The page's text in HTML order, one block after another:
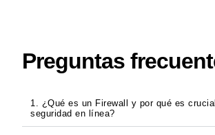
Preguntas
1. ¿Qué es un Firewall y por qué es
seguridad en línea?